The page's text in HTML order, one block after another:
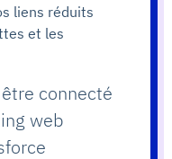
liens réduits
et les
connecté
web